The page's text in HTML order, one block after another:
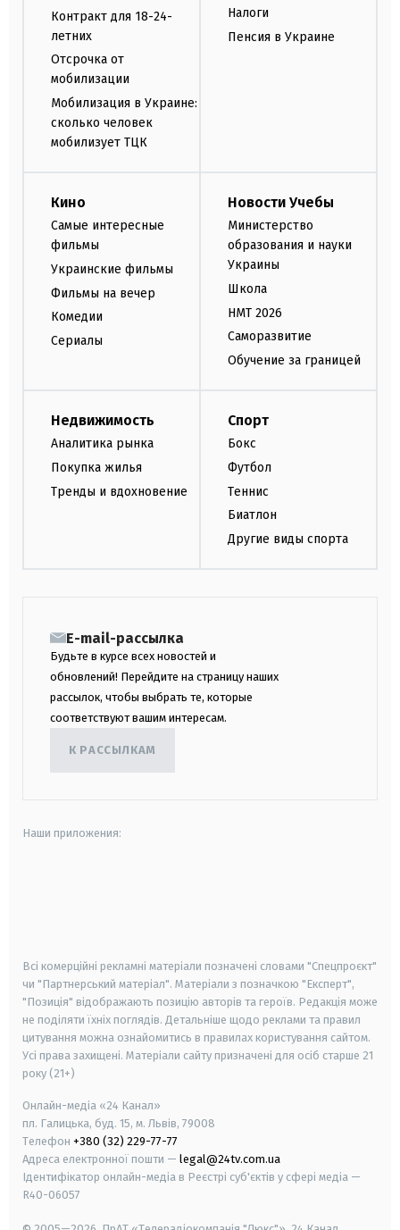
Контракт для 18-24-
летних
Отсрочка от
мобилизации
Мобилизация в Украине:
сколько человек
мобилизует ТЦК
Налоги
Пенсия в Украине
Кино
Самые интересные
фильмы
Украинские фильмы
Фильмы на вечер
Комедии
Сериалы
Новости Учебы
Министерство
образования и науки
Украины
Школа
НМТ 2026
Саморазвитие
Обучение за границей
Недвижимость
Аналитика рынка
Покупка жилья
Тренды и вдохновение
Спорт
Бокс
Футбол
Теннис
Биатлон
Другие виды спорта
E-mail-рассылка
Будьте в курсе всех новостей и
обновлений! Перейдите на страницу наших
рассылок, чтобы выбрать те, которые
соответствуют вашим интересам.
К РАССЫЛКАМ
Наши приложения:
Всі комерційні рекламні матеріали позначені словами "Спецпроєкт"
чи "Партнерський матеріал". Матеріали з позначкою "Експерт",
"Позиція" відображають позицію авторів та героїв. Редакція може
не поділяти їхніх поглядів. Детальніше щодо реклами та правил
цитування можна ознайомитись в правилах користування сайтом.
Усі права захищені. Матеріали сайту призначені для осіб старше 21
року (21+)
Онлайн-медіа «24 Канал»
пл. Галицька, буд. 15, м. Львів, 79008
Телефон +380 (32) 229-77-77
Адреса електронної пошти — legal@24tv.com.ua
Ідентифікатор онлайн-медіа в Реєстрі суб'єктів у сфері медіа —
R40-06057